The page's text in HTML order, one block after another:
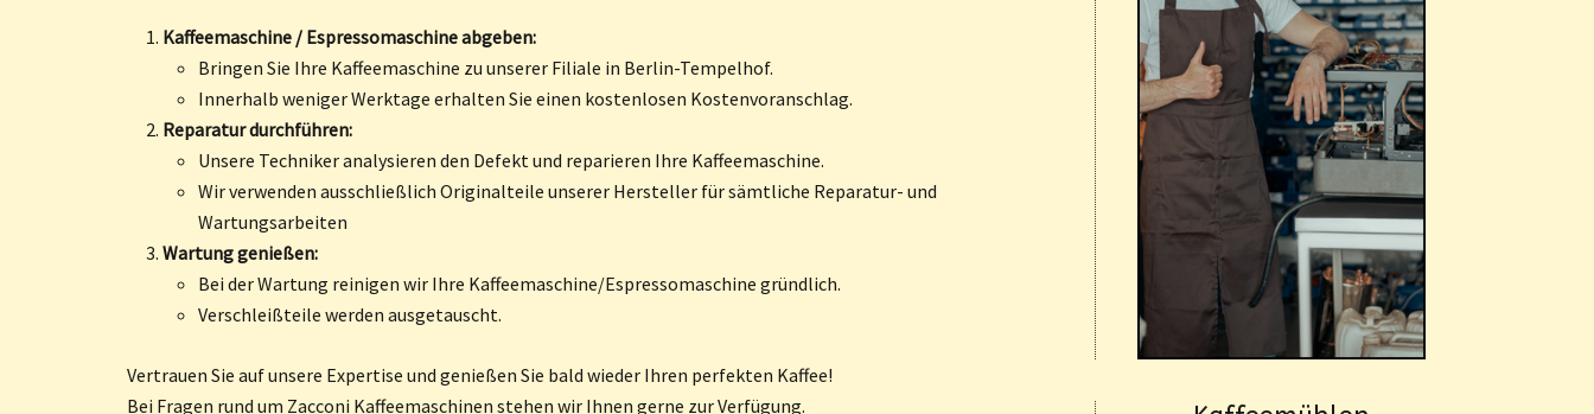
Kaffeemaschine / Espressomaschine abgeben:
Bringen Sie Ihre Kaffeemaschine zu unserer Filiale in Berlin-Tempelhof.
Innerhalb weniger Werktage erhalten Sie einen kostenlosen Kostenvoranschlag.
Reparatur durchführen:
Unsere Techniker analysieren den Defekt und reparieren Ihre Kaffeemaschine.
Wir verwenden ausschließlich Originalteile unserer Hersteller für sämtliche Reparatur- und
Wartungsarbeiten
Wartung genießen:
Bei der Wartung reinigen wir Ihre Kaffeemaschine/Espressomaschine gründlich.
Verschleißteile werden ausgetauscht.
Vertrauen Sie auf unsere Expertise und genießen Sie bald wieder Ihren perfekten Kaffee!
Bei Fragen rund um Zacconi Kaffeemaschinen stehen wir Ihnen gerne zur Verfügung.